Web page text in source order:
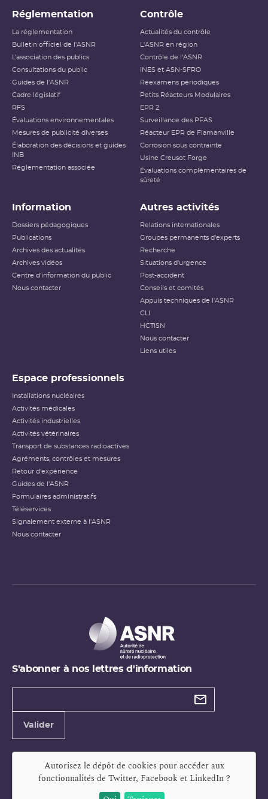
Réglementation
La réglementation
Bulletin officiel de l'ASNR
L’association des publics
Consultations du public
Guides de l'ASNR
Cadre législatif
RFS
Évaluations environnementales
Mesures de publicité diverses
Élaboration des décisions et guides
INB
Réglementation associée
Contrôle
Actualités du contrôle
L'ASNR en région
Contrôle de l'ASNR
INES et ASN-SFRO
Réexamens périodiques
Petits Réacteurs Modulaires
EPR 2
Surveillance des PFAS
Réacteur EPR de Flamanville
Corrosion sous contrainte
Usine Creusot Forge
Évaluations complémentaires de
sûreté
Information
Dossiers pédagogiques
Publications
Archives des actualités
Archives vidéos
Centre d'information du public
Nous contacter
Autres activités
Relations internationales
Groupes permanents d'experts
Recherche
Situations d'urgence
Post-accident
Conseils et comités
Appuis techniques de l'ASNR
CLI
HCTISN
Nous contacter
Liens utiles
Espace professionnels
Installations nucléaires
Activités médicales
Activités industrielles
Activités vétérinaires
Transport de substances radioactives
Agréments, contrôles et mesures
Retour d'expérience
Guides de l'ASNR
Formulaires administratifs
Téléservices
Signalement externe à l'ASNR
Nous contacter
S'abonner à nos lettres d'information
Types de
Valider
Autorisez le dépôt de cookies pour accéder aux
fonctionnalités de Twitter, Facebook et LinkedIn?